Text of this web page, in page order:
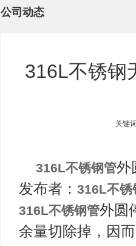
公司动态
316L不锈钢
关键
316L不锈钢管外
发布者： 316L不锈
316L不锈钢管外圆
余量切除掉，因